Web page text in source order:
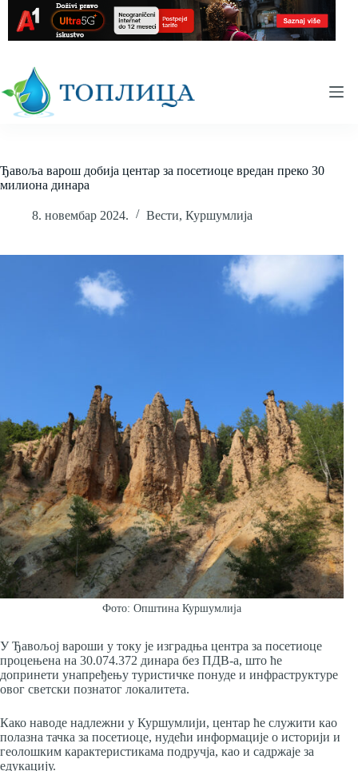
content
Ђавоља варош добија центар за посетиоце вредан преко 30
милиона динара
8. новембар 2024. Вести, Куршумлија
Фото: Општина Куршумлија
У Ђавољој вароши у току је изградња центра за посетиоце
процењена на 30.074.372 динара без ПДВ-а, што ће
допринети унапређењу туристичке понуде и инфраструктуре
овог светски познатог локалитета.
Како наводе надлежни у Куршумлији, центар ће служити као
полазна тачка за посетиоце, нудећи информације о историји и
геолошким карактеристикама подручја, као и садржаје за
едукацију.